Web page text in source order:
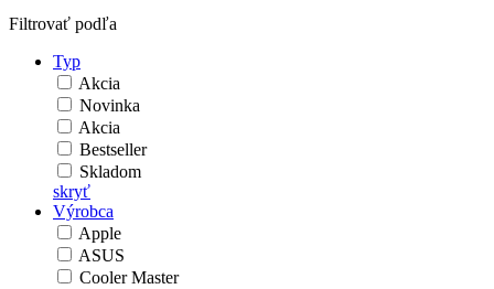
Filtrovať podľa
Typ
Akcia
Novinka
Akcia
Bestseller
Skladom
skryť
Výrobca
Apple
ASUS
Cooler Master